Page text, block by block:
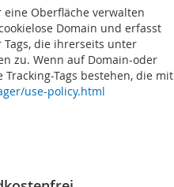
eine Oberfläche verwalten
Domain und erfasst
Tags, die ihrerseits unter
zu. Wenn auf Domain-oder
Tags bestehen, die mit
use-policy.html